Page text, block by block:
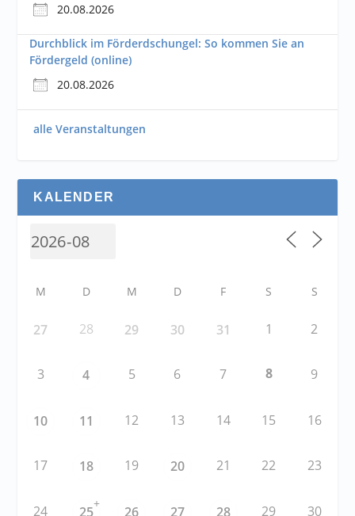
20.08.2026
Durchblick im Förderdschungel: So kommen Sie an
Fördergeld (online)
20.08.2026
alle Veranstaltungen
KALENDER
M D M D F S S
27 28 29 30 31 1 2
3 4 5 6 7 8 9
10 11 12 13 14 15 16
17 18 19 20 21 22 23
24 25
+
26 27 28 29 30